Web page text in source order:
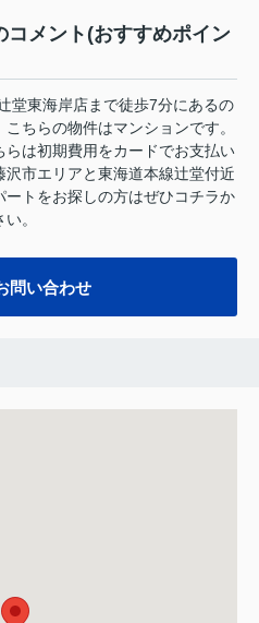
コメント(おすすめポイン
堂東海岸店まで徒歩7分にあるの
ちらの物件はマンションです。
は初期費用をカードでお支払い
市エリアと東海道本線辻堂付近
トをお探しの方はぜひコチラか
。
問い合わせ